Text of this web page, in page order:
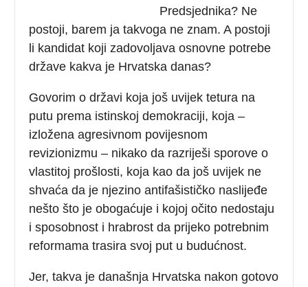
Predsjednika? Ne
postoji, barem ja takvoga ne znam. A postoji
li kandidat koji zadovoljava osnovne potrebe
države kakva je Hrvatska danas?
Govorim o državi koja još uvijek tetura na
putu prema istinskoj demokraciji, koja –
izložena agresivnom povijesnom
revizionizmu – nikako da razriješi sporove o
vlastitoj prošlosti, koja kao da još uvijek ne
shvaća da je njezino antifašističko naslijeđe
nešto što je obogaćuje i kojoj očito nedostaju
i sposobnost i hrabrost da prijeko potrebnim
reformama trasira svoj put u budućnost.
Jer, takva je današnja Hrvatska nakon gotovo